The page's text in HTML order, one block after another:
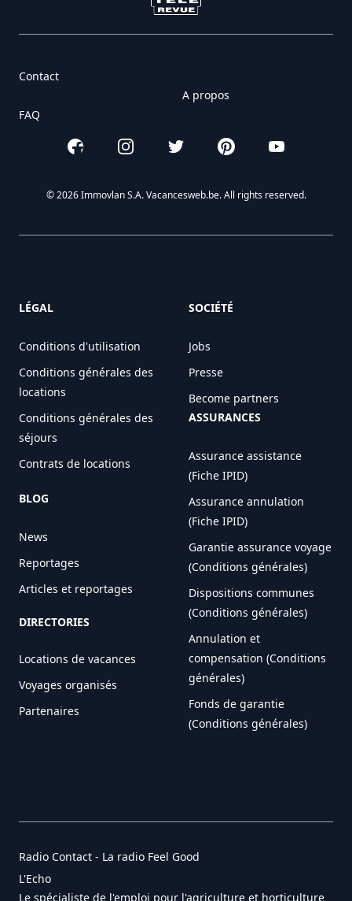
Contact
FAQ
A propos
FacebookInstagramTwitter PinterestYouTube
© 2026 Immovlan S.A. Vacancesweb.be. All rights reserved.
LÉGAL
Conditions d'utilisation
Conditions générales des
locations
Conditions générales des
séjours
Contrats de locations
BLOG
News
Reportages
Articles et reportages
DIRECTORIES
Locations de vacances
Voyages organisés
Partenaires
SOCIÉTÉ
Jobs
Presse
Become partners
ASSURANCES
Assurance assistance
(Fiche IPID)
Assurance annulation
(Fiche IPID)
Garantie assurance voyage
(Conditions générales)
Dispositions communes
(Conditions générales)
Annulation et
compensation (Conditions
générales)
Fonds de garantie
(Conditions générales)
Radio Contact - La radio Feel Good
L'Echo
Le spécialiste de l'emploi pour l'agriculture et horticulture